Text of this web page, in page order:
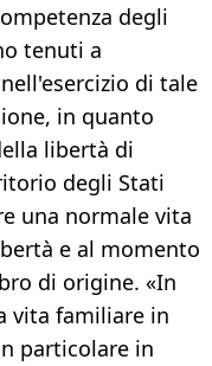
degli
tenuti a
di tale
in quanto
libertà di
degli Stati
una normale vita
e al momento
di origine. «In
vita familiare in
particolare in